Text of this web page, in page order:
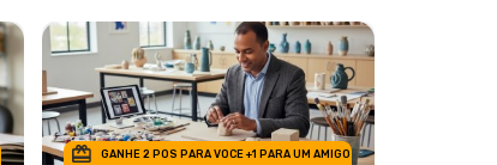
GANHE 2 POS PARA VOCE +1 PARA UM AMIGO